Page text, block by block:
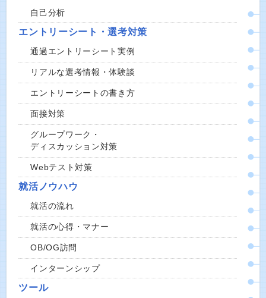
自己分析
エントリーシート・選考対策
通過エントリーシート実例
リアルな選考情報・体験談
エントリーシートの書き方
面接対策
グループワーク・
ディスカッション対策
Webテスト対策
就活ノウハウ
就活の流れ
就活の心得・マナー
OB/OG訪問
インターンシップ
ツール